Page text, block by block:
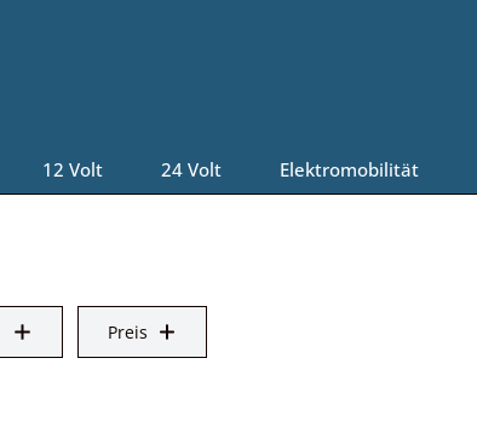
12 Volt 24 Volt Elektromobilität
Preis